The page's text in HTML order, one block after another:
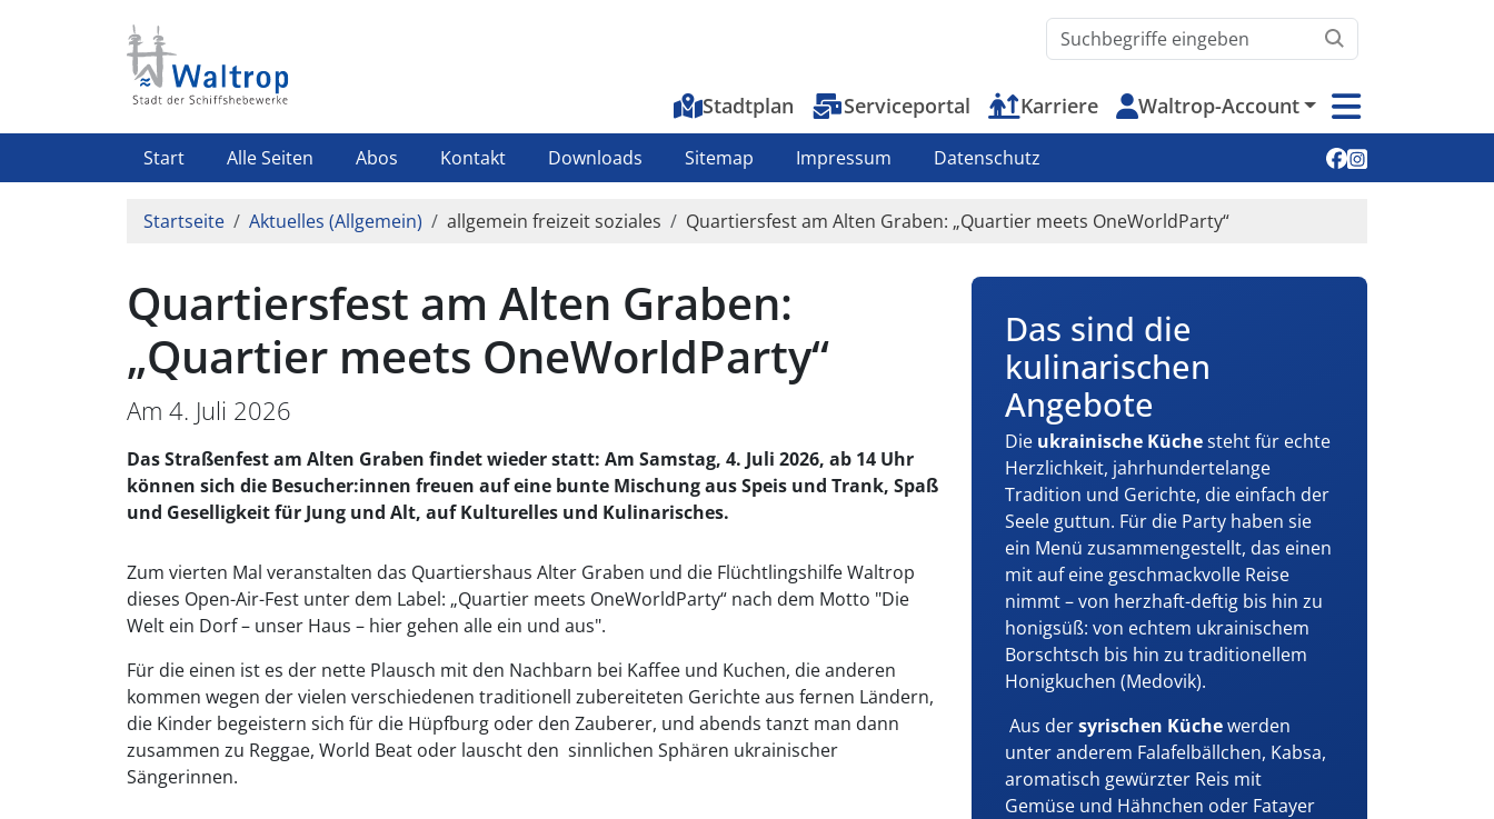
Waltrop.de durchsuchen
Top-Menu
Stadtplan Serviceportal Karriere Waltrop-Account
Highlight Menü
Start Alle Seiten Abos Kontakt Downloads Sitemap Impressum Datenschutz Soziale Medien
Pfadnavigation
Startseite Aktuelles (Allgemein) allgemein freizeit soziales Quartiersfest am Alten Graben: „Quartier meets OneWorldParty“
Quartiersfest am Alten Graben:
„Quartier meets OneWorldParty“
Am 4. Juli 2026
Das Straßenfest am Alten Graben findet wieder statt: Am Samstag, 4. Juli 2026, ab 14 Uhr
können sich die Besucher:innen freuen auf eine bunte Mischung aus Speis und Trank, Spaß
und Geselligkeit für Jung und Alt, auf Kulturelles und Kulinarisches.
Zum vierten Mal veranstalten das Quartiershaus Alter Graben und die Flüchtlingshilfe Waltrop
dieses Open-Air-Fest unter dem Label: „Quartier meets OneWorldParty“ nach dem Motto "Die
Welt ein Dorf – unser Haus – hier gehen alle ein und aus".
Für die einen ist es der nette Plausch mit den Nachbarn bei Kaffee und Kuchen, die anderen
kommen wegen der vielen verschiedenen traditionell zubereiteten Gerichte aus fernen Ländern,
die Kinder begeistern sich für die Hüpfburg oder den Zauberer, und abends tanzt man dann
zusammen zu Reggae, World Beat oder lauscht den sinnlichen Sphären ukrainischer
Sängerinnen.
Das sind die
kulinarischen
Angebote
Die ukrainische Küchesteht für echte
Herzlichkeit, jahrhundertelange
Tradition und Gerichte, die einfach der
Seele guttun. Für die Party haben sie
ein Menü zusammengestellt, das einen
mit auf eine geschmackvolle Reise
nimmt – von herzhaft-deftig bis hin zu
honigsüß: von echtem ukrainischem
Borschtsch bis hin zu traditionellem
Honigkuchen (Medovik).
Aus dersyrischen Küchewerden
unter anderem Falafelbällchen, Kabsa,
aromatisch gewürzter Reis mit
Gemüse und Hähnchen oder Fatayer